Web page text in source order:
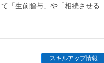
「生前贈与」や「相続させる
スキルアップ情報